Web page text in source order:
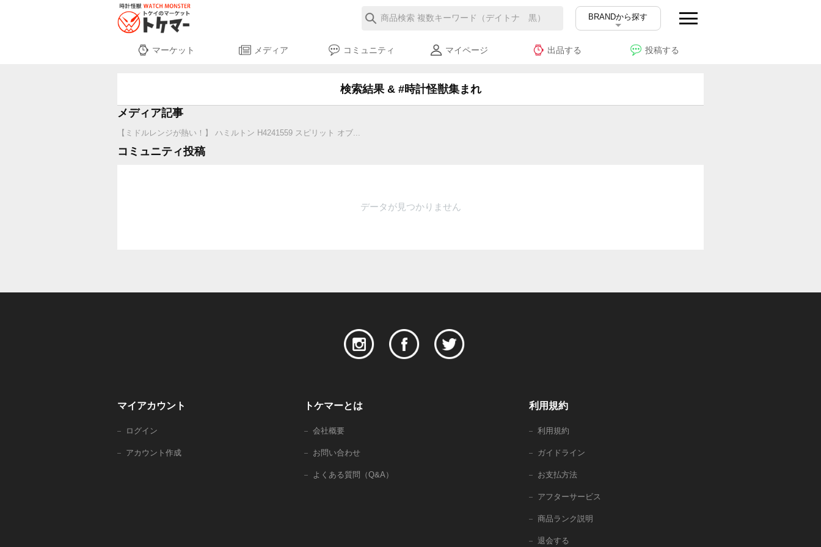
BRANDから探す
マーケット メディア コミュニティ マイページ 出品する 投稿する
検索結果 & #時計怪獣集まれ
メディア記事
【ミドルレンジが熱い！】 ハミルトン H4241559 スピリット オブ...
コミュニティ投稿
データが見つかりません
マイアカウント
ログイン
アカウント作成
トケマーとは
会社概要
お問い合わせ
よくある質問（Q&A）
利用規約
利用規約
ガイドライン
お支払方法
アフターサービス
商品ランク説明
退会する